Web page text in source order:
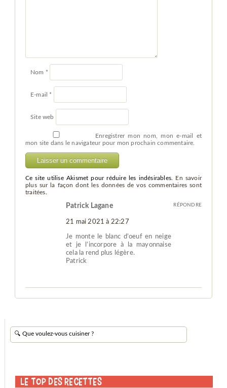
Nom *
E-mail *
Site web
Enregistrer mon nom, mon e-mail et
mon site dans le navigateur pour mon prochain commentaire.
Ce site utilise Akismet pour réduire les indésirables. En savoir
plus sur la façon dont les données de vos commentaires sont
traitées.
Patrick Lagane
21 mai 2021 à 22:27
Je monte le blanc d’oeuf en neige
et je l’incorpore à la mayonnaise
cela la rend plus légère.
Patrick
RÉPONDRE
Le Top des Recettes